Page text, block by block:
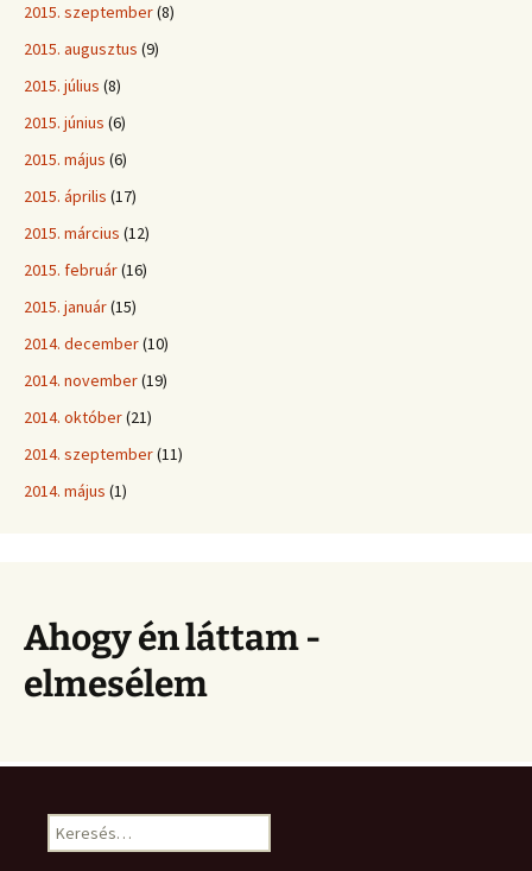
2015. szeptember(8)
2015. augusztus (9)
2015. július (8)
2015. június (6)
2015. május (6)
2015. április (17)
2015. március (12)
2015. február(16)
2015. január(15)
2014. december(10)
2014. november(19)
2014. október(21)
2014. szeptember(11)
2014. május (1)
Ahogy én láttam -
elmesélem
Keresés: